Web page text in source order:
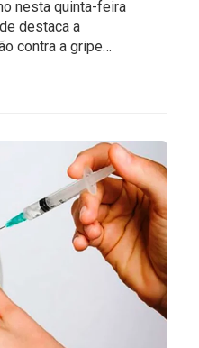
nesta quinta-feira
destaca a
contra a gripe…